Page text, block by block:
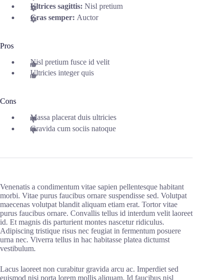
Ultrices sagittis: Nisl pretium
Cras semper: Auctor
Pros
Nisl pretium fusce id velit
Ultricies integer quis
Cons
Massa placerat duis ultricies
Gravida cum sociis natoque
Venenatis a condimentum vitae sapien pellentesque habitant
morbi. Vitae purus faucibus ornare suspendisse sed. Volutpat
maecenas volutpat blandit aliquam etiam erat. Tortor vitae
purus faucibus ornare. Convallis tellus id interdum velit laoreet
id. Et magnis dis parturient montes nascetur ridiculus.
Adipiscing tristique risus nec feugiat in fermentum posuere
urna nec. Viverra tellus in hac habitasse platea dictumst
vestibulum.
Lacus laoreet non curabitur gravida arcu ac. Imperdiet sed
euismod nisi porta lorem mollis aliquam. Id faucibus nisl